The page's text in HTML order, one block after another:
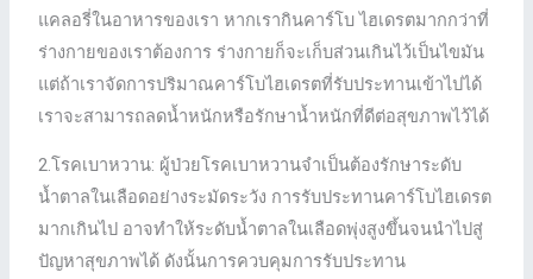
แคลอรี่ในอาหารของเรา หากเรากินคาร์โบ ไฮเดรตมากกว่าที่
ร่างกายของเราต้องการ ร่างกายก็จะเก็บส่วนเกินไว้เป็นไขมัน
แต่ถ้าเราจัดการปริมาณคาร์โบไฮเดรตที่รับประทานเข้าไปได้
เราจะสามารถลดน้ำหนักหรือรักษาน้ำหนักที่ดีต่อสุขภาพไว้ได้
2.โรคเบาหวาน: ผู้ป่วยโรคเบาหวานจำเป็นต้องรักษาระดับ
น้ำตาลในเลือดอย่างระมัดระวัง การรับประทานคาร์โบไฮเดรต
มากเกินไป อาจทําให้ระดับน้ำตาลในเลือดพุ่งสูงขึ้นจนนําไปสู่
ปัญหาสุขภาพได้ ดังนั้นการควบคุมการรับประทาน